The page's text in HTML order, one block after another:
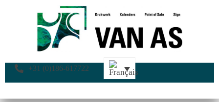
+31 (0)186-617722